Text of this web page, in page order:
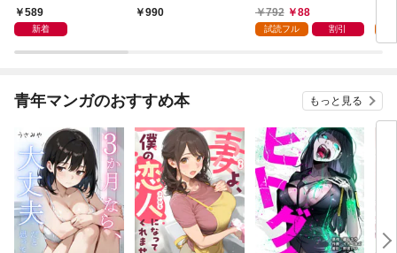
589
新着
990
かけたがギフト『無限
ガチャ』でレベル９９
『ざまぁ！』します！
792 88
試読フル 割引
青年マンガのおすすめ本 もっと見る